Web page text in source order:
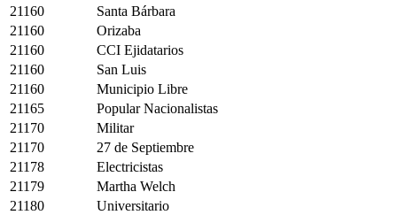
21160
Santa Bárbara
21160
Orizaba
21160
CCI Ejidatarios
21160
San Luis
21160
Municipio Libre
21165
Popular Nacionalistas
21170
Militar
21170
27 de Septiembre
21178
Electricistas
21179
Martha Welch
21180
Universitario